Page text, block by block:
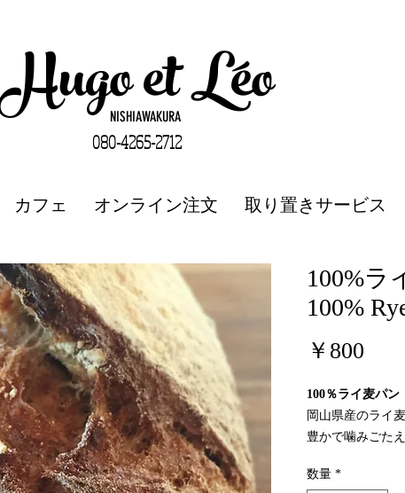
Hugo et Léo
NISHIAWAKURA
080-4265-2712
カフェ オンライン注文 取り置きサービス
100%ラ
100%
￥800
格
100％ライ麦パン
岡山県産のライ
豊かで噛みごた
とした食感が特
数量 *